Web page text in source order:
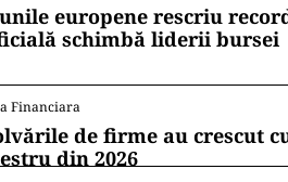
europene rescriu
schimbă liderii bursei
Financiara
de firme au crescut
din 2026